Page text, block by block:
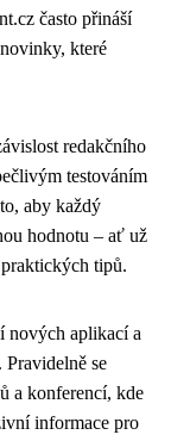
často přináší
které
redakčního
testováním
aby každý
hodnotu – ať už
tipů.
nových aplikací a
se
a konferencí, kde
informace pro